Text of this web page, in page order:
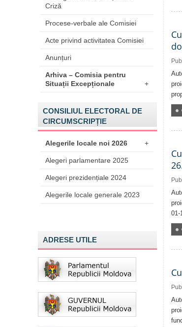
Criză
Procese-verbale ale Comisiei
Acte privind activitatea Comisiei
Anunțuri
Arhiva – Comisia pentru
Situații Excepționale
+
CONSILIUL ELECTORAL DE
CIRCUMSCRIPȚIE
Alegerile locale noi 2026 +
Alegeri parlamentare 2025
Alegeri prezidențiale 2024
Alegerile locale generale 2023
ADRESE UTILE
01-